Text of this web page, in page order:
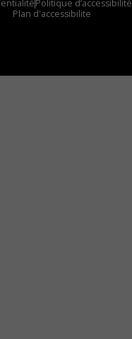
Politique d’accessibilité
Plan d'accessibilite